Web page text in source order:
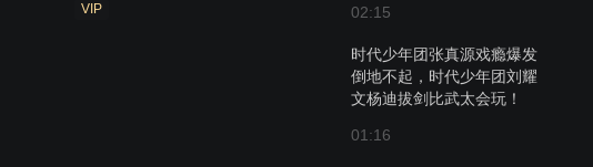
02:15
时代少年团张真源戏瘾爆发
倒地不起，时代少年团刘耀
文杨迪拔剑比武太会玩！
01:16
VIP